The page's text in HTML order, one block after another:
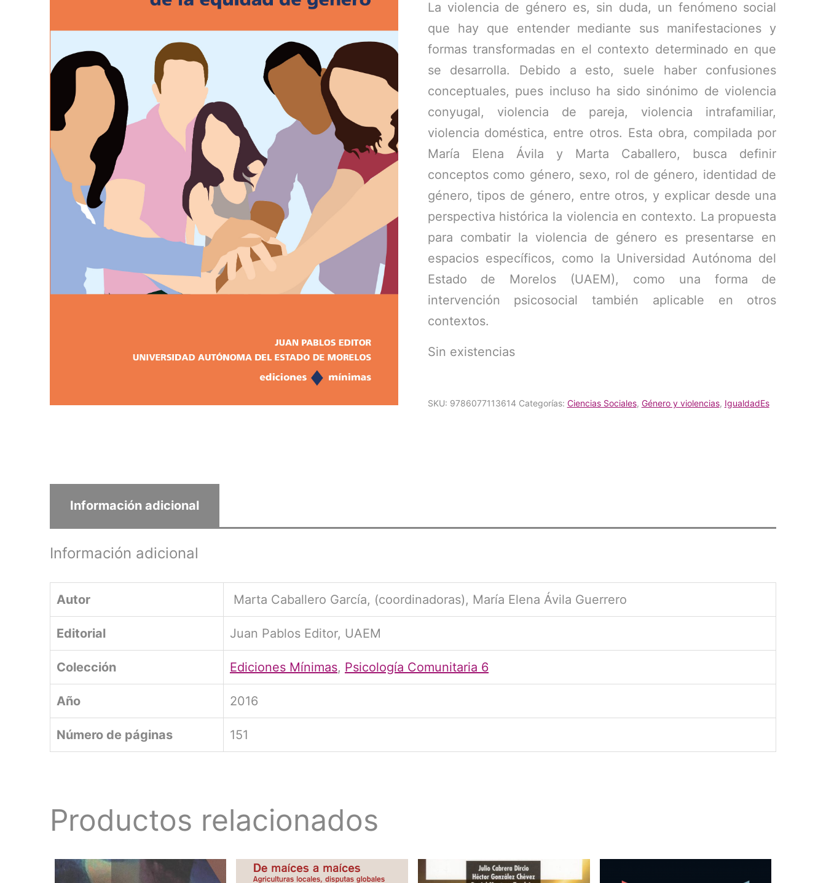
La violencia de género es, sin duda, un fenómeno social
que hay que entender mediante sus manifestaciones y
formas transformadas en el contexto determinado en que
se desarrolla. Debido a esto, suele haber confusiones
conceptuales, pues incluso ha sido sinónimo de violencia
conyugal, violencia de pareja, violencia intrafamiliar,
violencia doméstica, entre otros. Esta obra, compilada por
María Elena Ávila y Marta Caballero, busca definir
conceptos como género, sexo, rol de género, identidad de
género, tipos de género, entre otros, y explicar desde una
perspectiva histórica la violencia en contexto. La propuesta
para combatir la violencia de género es presentarse en
espacios específicos, como la Universidad Autónoma del
Estado de Morelos (UAEM), como una forma de
intervención psicosocial también aplicable en otros
contextos.
Sin existencias
SKU: 9786077113614 Categorías: Ciencias Sociales, Género y violencias, IgualdadEs
Información adicional
Información adicional
Autor Marta Caballero García, (coordinadoras), María Elena Ávila Guerrero
Editorial Juan Pablos Editor, UAEM
Colección Ediciones Mínimas, Psicología Comunitaria 6
Año 2016
Número de páginas 151
Productos relacionados